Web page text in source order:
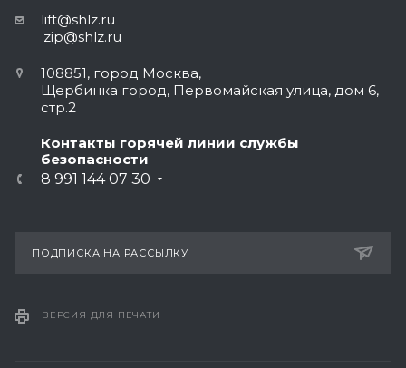
lift@shlz.ru
zip@shlz.ru
108851, город Москва,
Щербинка город, Первомайская улица, дом 6,
стр.2
Контакты горячей линии службы
безопасности
8 991 144 07 30
ПОДПИСКА НА РАССЫЛКУ
ВЕРСИЯ ДЛЯ ПЕЧАТИ